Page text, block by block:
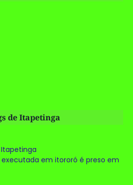
de Itapetinga
Itapetinga
em itororó é preso em